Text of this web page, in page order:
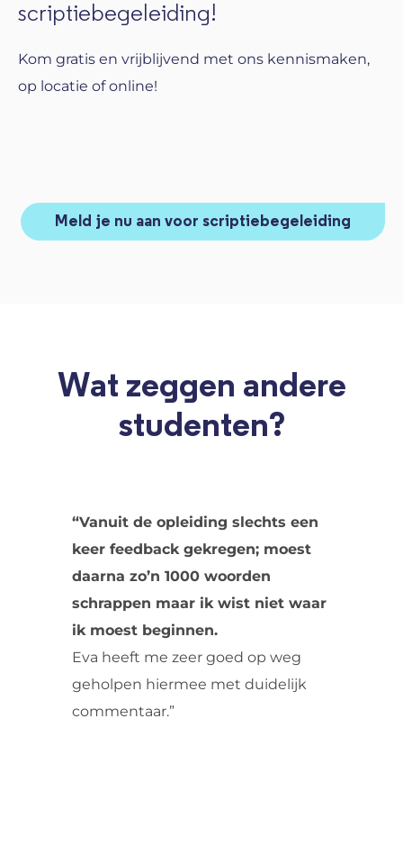
scriptiebegeleiding!
Kom gratis en vrijblijvend met ons kennismaken,
op locatie of online!
Meld je nu aan voor scriptiebegeleiding
Wat zeggen andere
studenten?
“Vanuit de opleiding slechts een
keer feedback gekregen; moest
daarna zo’n 1000 woorden
schrappen maar ik wist niet waar
ik moest beginnen.
Eva heeft me zeer goed op weg
geholpen hiermee met duidelijk
commentaar.”